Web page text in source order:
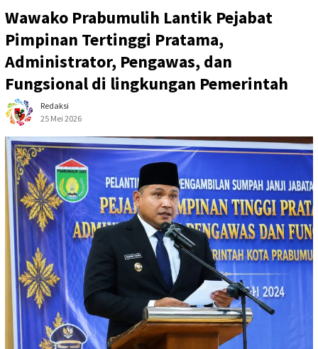
Wawako Prabumulih Lantik Pejabat
Pimpinan Tertinggi Pratama,
Administrator, Pengawas, dan
Fungsional di lingkungan Pemerintah
Redaksi
25 Mei 2026